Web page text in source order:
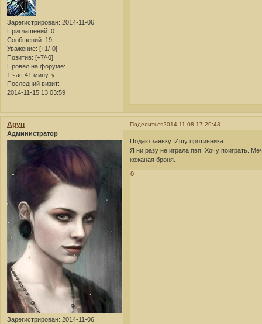
Зарегистрирован: 2014-11-06
Приглашений: 0
Сообщений: 19
Уважение: [+1/-0]
Позитив: [+7/-0]
Провел на форуме:
1 час 41 минуту
Последний визит:
2014-11-15 13:03:59
Поделиться2014-11-08 17:29:43
Арун
Администратор
Зарегистрирован: 2014-11-06
Подаю заявку. Ищу противника.
Я ни разу не играла пвп. Хочу поиграть.
кожаная броня.
0